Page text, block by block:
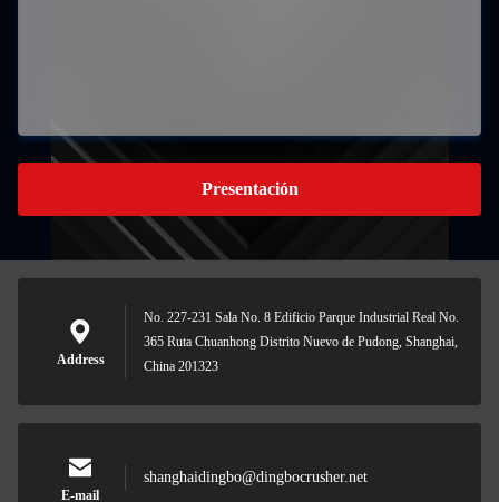
Presentación
Address
No. 227-231 Sala No. 8 Edificio Parque Industrial Real No.
365 Ruta Chuanhong Distrito Nuevo de Pudong, Shanghai,
China 201323
E-mail
shanghaidingbo@dingbocrusher.net